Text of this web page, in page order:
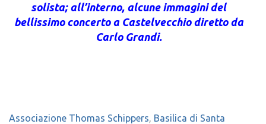
solista; all’interno, alcune immagini del
bellissimo concerto a Castelvecchio diretto da
Carlo Grandi.
Associazione Thomas Schippers, Basilica di Santa